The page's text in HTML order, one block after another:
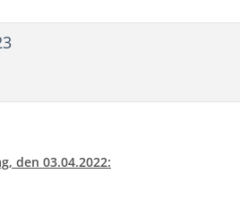
den 03.04.2022: